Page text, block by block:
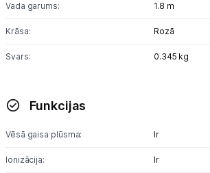
Kontakti
Vada garums: 1.8 m
Krāsa: Rozā
Svars: 0.345 kg
Funkcijas
Vēsā gaisa plūsma: Ir
Ionizācija: Ir